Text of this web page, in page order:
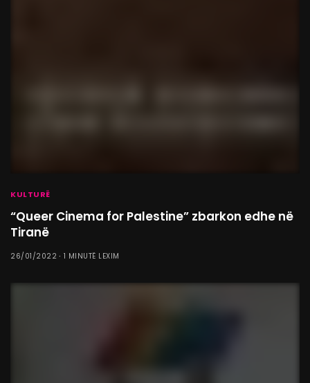
KULTURË
“Queer Cinema for Palestine” zbarkon edhe në
Tiranë
26/01/2022 1 MINUTË LEXIM